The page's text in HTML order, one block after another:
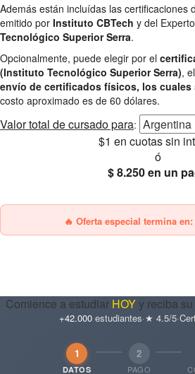
Además están incluídas las certificaciones
emitido por Instituto CBTech y del
Tecnológico Superior Serra.
Opcionalmente, puede elegir por el
(Instituto Tecnológico Superior Serra),
envío de certificados físicos, los cuales
costo aproximado es de 60 dólares.
Valor total de cursado para:
$1 en cuotas sin
ó
$ 8.250en un
🔥 Oferta especial termina en:
Comience a estudiar HOYy reciba su
+42.000estudiantes·★ 4.5/5·
1
DATOS
2
PAGO